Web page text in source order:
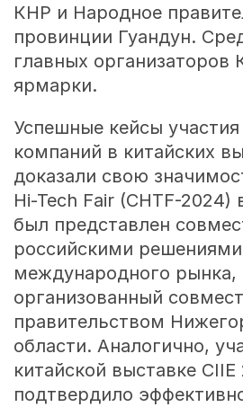
КНР и Народное
провинции Гуандун.
главных организаторов
ярмарки.
Успешные кейсы
компаний в китайских
доказали свою
Hi-Tech Fair (CHTF-
был представлен
российскими
международного рынка,
организованный
правительством
области. Аналогично,
китайской выставке CIIE
подтвердило